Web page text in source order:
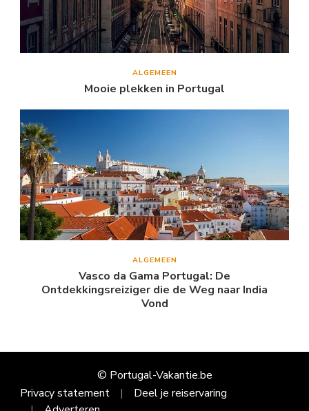
ALGEMEEN
Mooie plekken in Portugal
ALGEMEEN
Vasco da Gama Portugal: De
Ontdekkingsreiziger die de Weg naar India
Vond
© Portugal-Vakantie.be
Privacy statement
Deel je reiservaring